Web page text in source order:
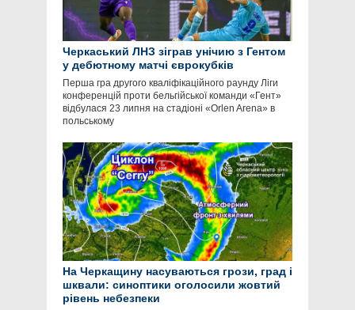
Черкаський ЛНЗ зіграв унічию з Гентом
у дебютному матчі єврокубків
Перша гра другого кваліфікаційного раунду Ліги
конференцій проти бельгійської команди «Гент»
відбулася 23 липня на стадіоні «Orlen Arena» в
польському
На Черкащину насуваються грози, град і
шквали: синоптики оголосили жовтий
рівень небезпеки